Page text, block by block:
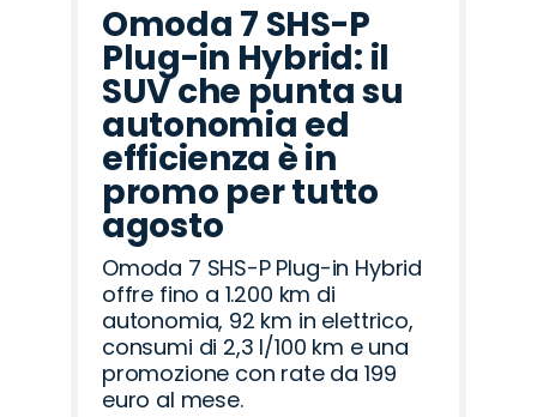
Omoda 7 SHS-P
Plug-in Hybrid: il
SUV che punta su
autonomia ed
efficienza è in
promo per tutto
agosto
Omoda 7 SHS-P Plug-in Hybrid
offre fino a 1.200 km di
autonomia, 92 km in elettrico,
consumi di 2,3 l/100 km e una
promozione con rate da 199
euro al mese.